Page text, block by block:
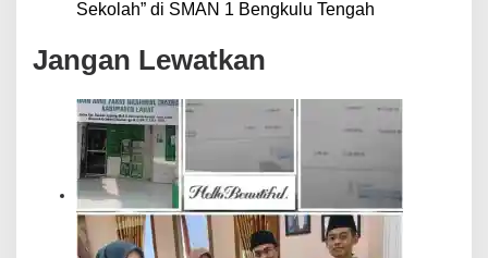
Sekolah” di SMAN 1 Bengkulu Tengah
Jangan Lewatkan